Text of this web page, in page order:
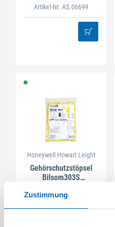
Zustimmung
Artikel-Nr. AS.06699
Honeywell Howart Leight
Gehörschutzstöpsel
Bilsom303S